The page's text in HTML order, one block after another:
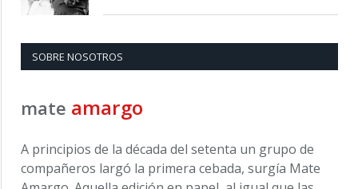
SOBRE NOSOTROS
mate amargo
A principios de la década del setenta un grupo de
compañeros largó la primera cebada, surgía Mate